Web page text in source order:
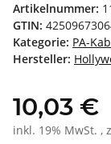
Artikelnummer:
GTIN:
Kategorie: PA-
Hersteller:
10,03 €
inkl. 19% MwSt. ,